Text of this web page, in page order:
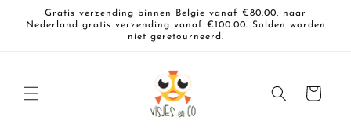
naar de
content
Gratis verzending binnen Belgie vanaf €80.00, naar
Nederland gratis verzending vanaf €100.00. Solden worden
niet geretourneerd.
Winkelwagen